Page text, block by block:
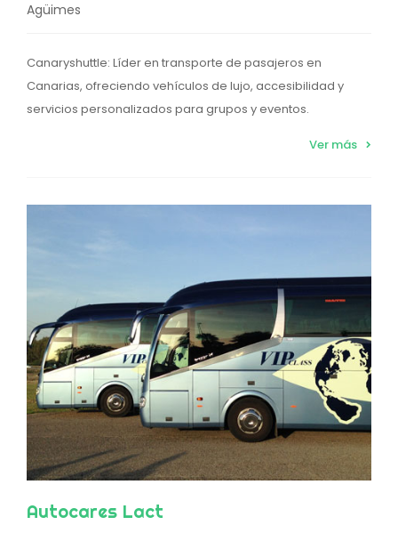
Agüimes
Canaryshuttle: Líder en transporte de pasajeros en
Canarias, ofreciendo vehículos de lujo, accesibilidad y
servicios personalizados para grupos y eventos.
Ver más
Autocares Lact